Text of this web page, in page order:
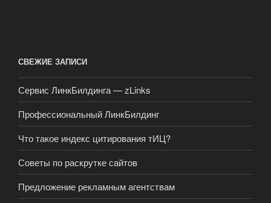
СВЕЖИЕ ЗАПИСИ
Сервис ЛинкБилдинга — zLinks
Профессиональный ЛинкБилдинг
Что такое индекс цитирования тИЦ?
Советы по раскрутке сайтов
Предложение рекламным агентствам